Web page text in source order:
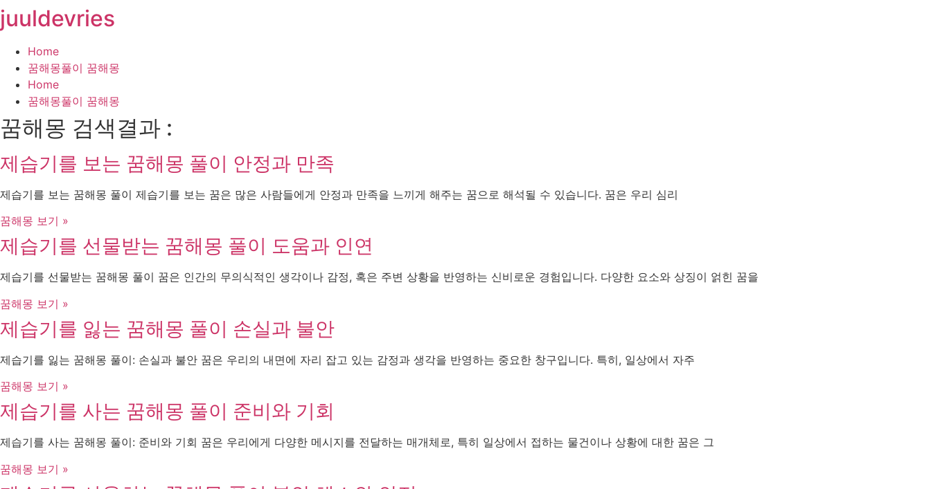
콘
텐
기
juuldevries
Home
꿈해몽풀이 꿈해몽
Home
꿈해몽풀이 꿈해몽
꿈해몽 검색결과 :
제습기를 보는 꿈해몽 풀이 안정과 만족
제습기를 보는 꿈해몽 풀이 제습기를 보는 꿈은 많은 사람들에게 안정과 만족을 느끼게 해주는 꿈으로 해석될 수 있습니다. 꿈은 우리 심리
꿈해몽 보기 »
제습기를 선물받는 꿈해몽 풀이 도움과 인연
제습기를 선물받는 꿈해몽 풀이 꿈은 인간의 무의식적인 생각이나 감정, 혹은 주변 상황을 반영하는 신비로운 경험입니다. 다양한 요소와 상징이 얽힌 꿈을
꿈해몽 보기 »
제습기를 잃는 꿈해몽 풀이 손실과 불안
제습기를 잃는 꿈해몽 풀이: 손실과 불안 꿈은 우리의 내면에 자리 잡고 있는 감정과 생각을 반영하는 중요한 창구입니다. 특히, 일상에서 자주
꿈해몽 보기 »
제습기를 사는 꿈해몽 풀이 준비와 기회
제습기를 사는 꿈해몽 풀이: 준비와 기회 꿈은 우리에게 다양한 메시지를 전달하는 매개체로, 특히 일상에서 접하는 물건이나 상황에 대한 꿈은 그
꿈해몽 보기 »